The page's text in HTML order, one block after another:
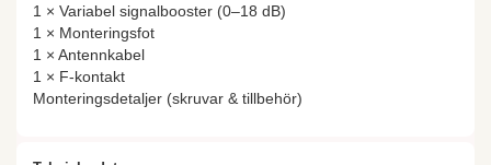
1 × Variabel signalbooster (0–18 dB)
1 × Monteringsfot
1 × Antennkabel
1 × F-kontakt
Monteringsdetaljer (skruvar & tillbehör)